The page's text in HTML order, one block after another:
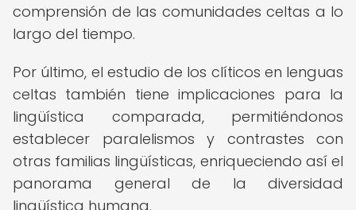
comprensión de las comunidades celtas a lo
largo del tiempo.
Por último, el estudio de los clíticos en lenguas
celtas también tiene implicaciones para la
lingüística comparada, permitiéndonos
establecer paralelismos y contrastes con
otras familias lingüísticas, enriqueciendo así el
panorama general de la diversidad
lingüística humana.